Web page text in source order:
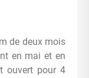
de deux mois
en mai et en
ouvert pour 4